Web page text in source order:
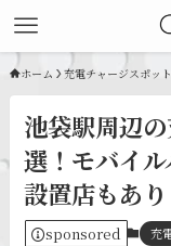
ホーム 充電チャージスポット
池袋駅周辺
選！モバイ
設置店もあり
sponsored 充